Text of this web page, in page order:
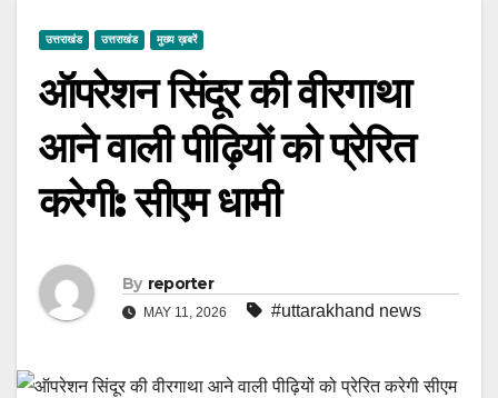
उत्तराखंड उत्तराखंड मुख्य ख़बरें
ऑपरेशन सिंदूर की वीरगाथा
आने वाली पीढ़ियों को प्रेरित
करेगी: सीएम धामी
By reporter
MAY 11, 2026 #uttarakhand news